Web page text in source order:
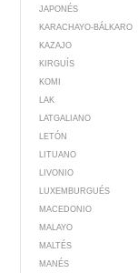
JAPONÉS
KARACHAYO-BÁLKARO
KAZAJO
KIRGUÍS
KOMI
LAK
LATGALIANO
LETÓN
LITUANO
LIVONIO
LUXEMBURGUÉS
MACEDONIO
MALAYO
MALTÉS
MANÉS